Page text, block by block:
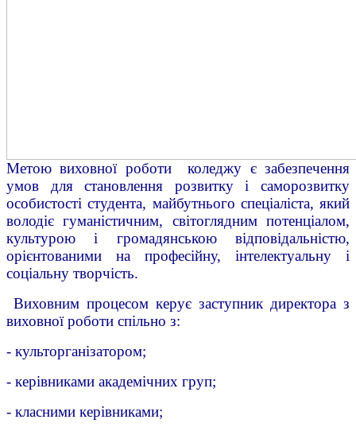
Метою виховної роботи коледжу є забезпечення
умов для становлення розвитку і саморозвитку
особистості студента, майбутнього спеціаліста, який
володіє гуманістичним, світоглядним потенціалом,
культурою і громадянською відповідальністю,
орієнтованими на професійну, інтелектуальну і
соціальну творчість.
Виховним процесом керує заступник директора з
виховної роботи спільно з:
- культорганізатором;
- керівниками академічних груп;
- класними керівниками;